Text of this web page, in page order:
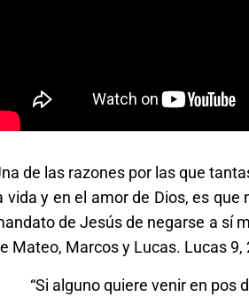
de las razones por las que
vida y en el amor de Dios, es
de Jesús de negarse a sí
Mateo, Marcos y Lucas. Lucas 9,
“Si alguno quiere venir en pos